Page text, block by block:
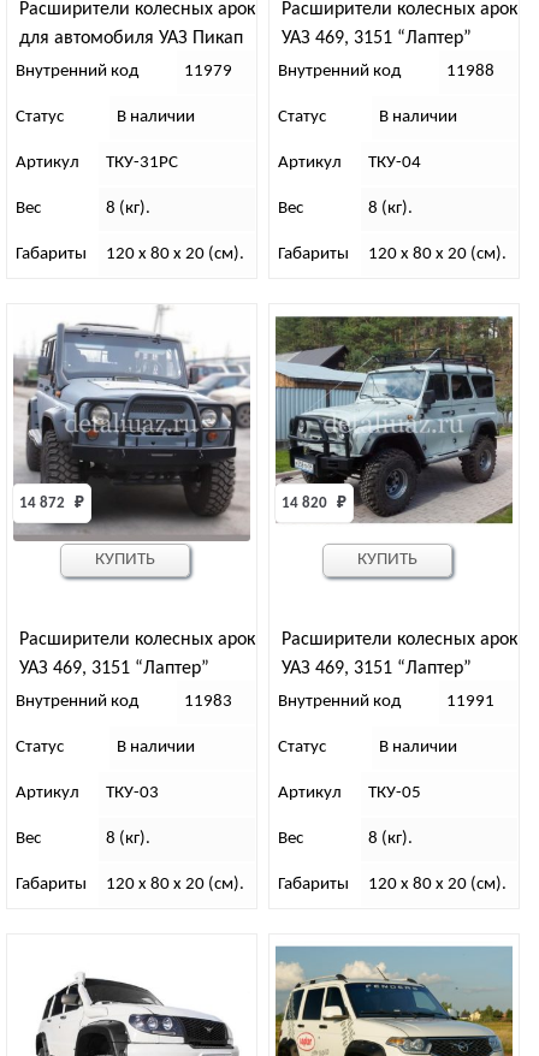
Расширители колесных арок
для автомобиля УАЗ Пикап
100/80 “Лаптер” /
Внутренний код 11979
Статус В наличии
Артикул ТКУ-31PС
Вес 8 (кг).
Габариты 120 x 80 x 20 (см).
Расширители колесных арок
УАЗ 469, 3151 “Лаптер”
105/95 (под колеса 33-36 с
Внутренний код 11988
Статус В наличии
Артикул ТКУ-04
Вес 8 (кг).
Габариты 120 x 80 x 20 (см).
Расширители колесных арок
УАЗ 469, 3151 “Лаптер”
70/70 (под колеса 29-33 с
ТКУ-03
14 872 ₽
Внутренний код 11983
Статус В наличии
Артикул ТКУ-03
Вес 8 (кг).
Габариты 120 x 80 x 20 (см).
КУПИТЬ
Расширители колесных арок
УАЗ 469, 3151 “Лаптер”
70/70 (под колеса 29-33 с
14 820 ₽
Внутренний код 11991
Статус В наличии
Артикул ТКУ-05
Вес 8 (кг).
Габариты 120 x 80 x 20 (см).
КУПИТЬ